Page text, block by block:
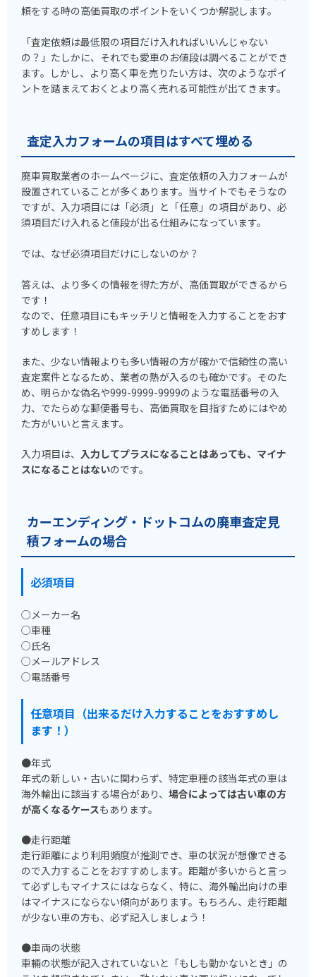
頼をする時の高価買取のポイントをいくつか解説します。
「査定依頼は最低限の項目だけ入れればいいんじゃない
の？」たしかに、それでも愛車のお値段は調べることができ
ます。しかし、より高く車を売りたい方は、次のようなポイ
ントを踏まえておくとより高く売れる可能性が出てきます。
査定入力フォームの項目はすべて埋める
廃車買取業者のホームページに、査定依頼の入力フォームが
設置されていることが多くあります。当サイトでもそうなの
ですが、入力項目には「必須」と「任意」の項目があり、必
須項目だけ入れると値段が出る仕組みになっています。
では、なぜ必須項目だけにしないのか？
答えは、より多くの情報を得た方が、高価買取ができるから
です！
なので、任意項目にもキッチリと情報を入力することをおす
すめします！
また、少ない情報よりも多い情報の方が確かで信頼性の高い
査定案件となるため、業者の熱が入るのも確かです。そのた
め、明らかな偽名や999-9999-9999のような電話番号の入
力、でたらめな郵便番号も、高価買取を目指すためにはやめ
た方がいいと言えます。
入力項目は、 入力してプラスになることはあっても、マイナ
スになることはないのです。
カーエンディング・ドットコムの廃車査定見
積フォームの場合
必須項目
○メーカー名
○車種
○氏名
○メールアドレス
○電話番号
任意項目（出来るだけ入力することをおすすめし
ます！）
●年式
年式の新しい・古いに関わらず、特定車種の該当年式の車は
海外輸出に該当する場合があり、 場合によっては古い車の方
が高くなるケースもあります。
●走行距離
走行距離により利用頻度が推測でき、車の状況が想像できる
ので入力することをおすすめします。距離が多いからと言っ
て必ずしもマイナスにはならなく、特に、海外輸出向けの車
はマイナスにならない傾向があります。もちろん、走行距離
が少ない車の方も、必ず記入しましょう！
●車両の状態
車輛の状態が記入されていないと「もしも動かないとき」の